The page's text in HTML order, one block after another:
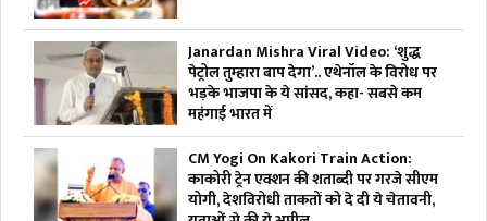
Janardan Mishra Viral Video: ‘शुद्ध
पेट्रोल तुम्हारा बाप देगा’.. एथेनॉल के विरोध पर
भड़के भाजपा के ये सांसद, कहा- सबसे कम
महंगाई भारत में
CM Yogi On Kakori Train Action:
काकोरी ट्रेन एक्शन की शताब्दी पर गरजे सीएम
योगी, देशविरोधी ताकतों को दे दी ये चेतावनी,